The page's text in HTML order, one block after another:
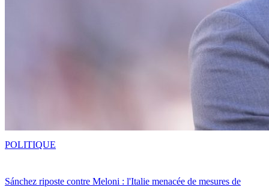
Sánchez riposte contre Meloni : l'Italie menacée de mesures de
POLITIQUE